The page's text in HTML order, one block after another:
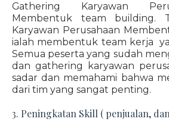
Gathering Karyawan
Membentuk team building.
Karyawan Perusahaan
ialah membentuk team kerja
Semua peserta yang sudah
dan gathering karyawan
sadar dan memahami bahwa
dari tim yang sangat penting.
3. Peningkatan Skill ( penjualan,